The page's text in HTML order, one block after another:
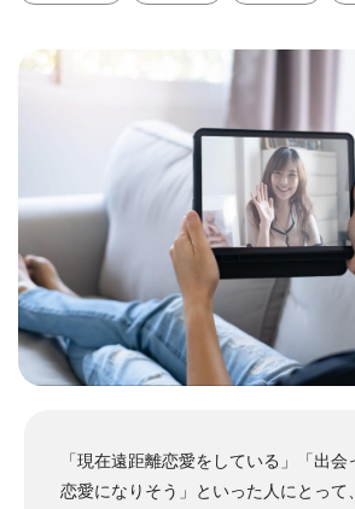
「現在遠距離恋愛をしている」「出
恋愛になりそう」といった人にとって